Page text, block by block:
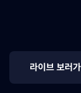
라이브 보러